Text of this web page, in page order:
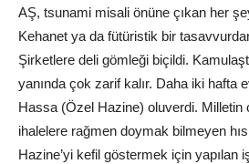
AŞ, tsunami misali önüne çıkan her
Kehanet ya da fütüristik bir
Şirketlere deli gömleği biçildi.
yanında çok zarif kalır. Daha iki hafta
Hassa (Özel Hazine) oluverdi. Milletin
ihalelere rağmen doymak bilmeyen
Hazine’yi kefil göstermek için yapılan